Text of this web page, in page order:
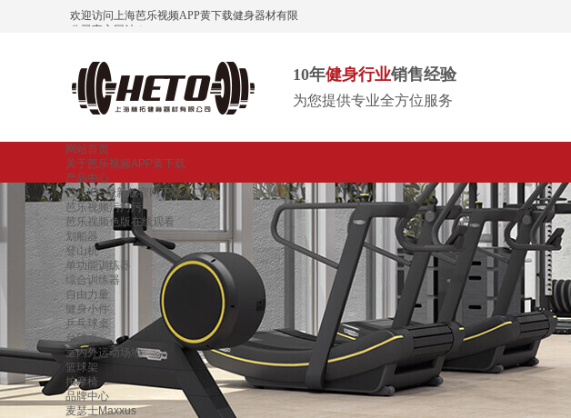
欢迎访问上海芭乐视频APP黄下载健身器材有限
公司官方网站！
10年健身行业销售经验
为您提供专业全方位服务
网站首页
关于芭乐视频APP黄下载
产品中心
芭乐IOS最新版官网下载入口
芭乐视频污污污
芭乐视频色版在线观看
划船器
登山机
单功能训练器
综合训练器
自由力量
健身小件
乒乓球桌
台球桌
室内外运动场地
篮球架
按摩椅
品牌中心
麦瑟士Maxxus